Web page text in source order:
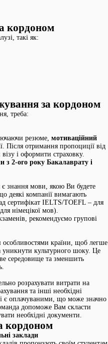
кордоном
такі як:
за кордоном
треба:
резюме, мотиваційний
Після отримання пропоциції від
і оформити страховку.
з 2-ого року Бакалаврату і
знання мови, якою Ви будете
деякі компанії вимагають
сертифікат IELTS/TOEFL – для
німецікої мов).
рекомендуємо групові
країни, щоб легше
уникнути культурного шоку. Це
середовище та зменшить
розрахувати витрати на
та інші необхідні
є оплачуваними, що може значно
допоможе Вам скласти
необхідні документи.
кордоном
заклади